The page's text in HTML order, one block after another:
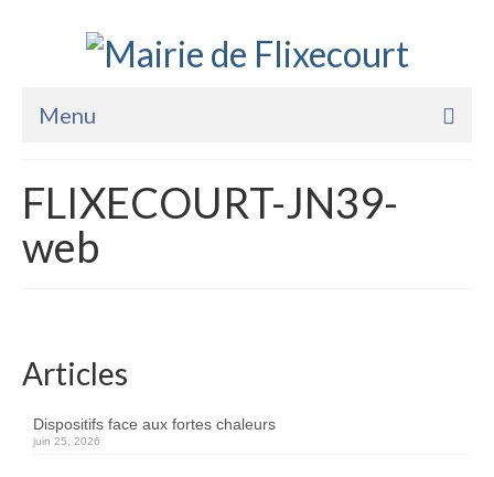
Menu
La Mairie
Vie Pratique
FLIXECOURT-JN39-
web
Articles
Dispositifs face aux fortes chaleurs
juin 25, 2026